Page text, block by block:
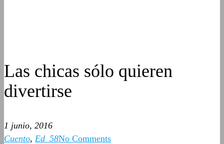
Las chicas sólo quieren
divertirse
1 junio, 2016
Cuento, Ed_58No Comments